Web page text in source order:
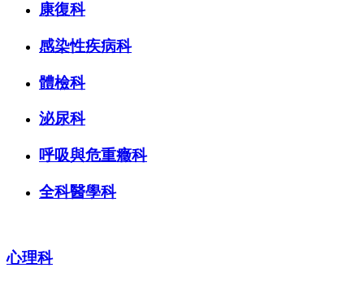
康復科
感染性疾病科
體檢科
泌尿科
呼吸與危重癥科
全科醫學科
心理科